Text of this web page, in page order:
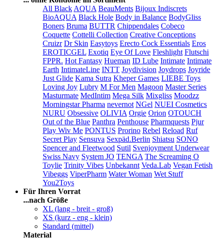
All Black AQUA BeauMents Bijoux Indiscrets
BioAQUA Black Hole Body in Balance BodyGliss
Boners Bruma BUTTR Chippendales Cobeco
Coquette Cottelli Collection Creative Conceptions
Cruizr Dr Skin Easytoys Erecto Cock Essentials Eros
EROTICGEL Exotiq Eye Of Love Fleshlight Flutschi
FPPR. Hot Fantasy Hueman ID Lube Intimate Intimate
Earth IntimateLine INTT Joydivision Joydrops Joyride
Just Glide Kama Sutra Kheper Games LIEBE Toys
Loving Joy Lubry M For Men Magoon Master Series
Masturmate MedIntim Mega Silk Mixgliss Moodzz
Morningstar Pharma nevernot NGel NUEI Cosmetics
NURU Obsessive OLIVIA Orgie Orion OTOUCH
Out of the Blue Panthra Penthouse Pharmquests Pjur
Play Wiv Me PONTUS Prorino Rebel Reload Ruf
Secret Play Sensuva Sexpäd.Berlin Shiatsu SONO
Spencer and Fleetwood Sutil Svenjoyment Underwear
Swiss Navy System JO TENGA The Screaming O
Toylie Trinity Vibes Unbekannt Veda.Lab Vegan Fetish
Vibeggs ViperPharm Water Woman Wet Stuff
You2Toys
Für Ihren Vorrat
...nach Größe
XL (lang - breit - groß)
XS (kurz - eng - klein)
Standard (mittel)
Material